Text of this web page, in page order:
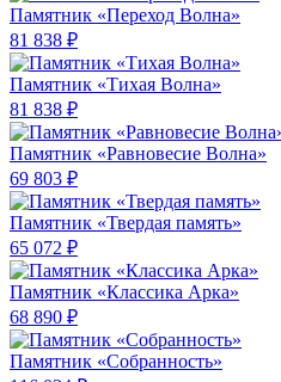
Памятник «Переход Волна»
81 838 ₽
Памятник «Тихая Волна»
81 838 ₽
Памятник «Равновесие Волна»
69 803 ₽
Памятник «Твердая память»
65 072 ₽
Памятник «Классика Арка»
68 890 ₽
Памятник «Собранность»